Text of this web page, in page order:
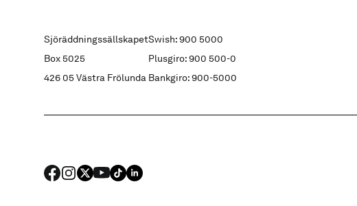
Sjöräddningssällskapet
Box 5025
426 05 Västra Frölunda
Swish: 900 5000
Plusgiro: 900 500-0
Bankgiro: 900-5000
FACEBOOK
Instagram
X YouTube
TIKTOKLINKED IN